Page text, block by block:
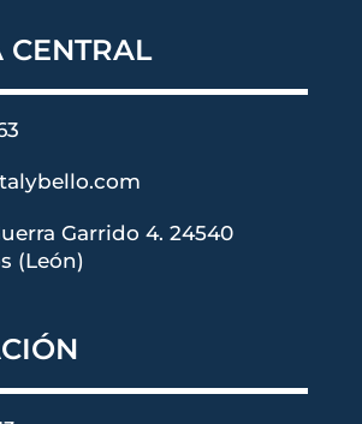
CENTRAL
Garrido 4. 24540
(León)